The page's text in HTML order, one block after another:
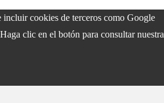
cookies de terceros como Google
clic en el botón para consultar nuestra